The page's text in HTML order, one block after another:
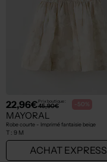
22,96€Prix boutique :
45,90€ -50%
MAYORAL
Robe courte - Imprimé fantaisie beige
T : 9 M
ACHAT EXPRESS